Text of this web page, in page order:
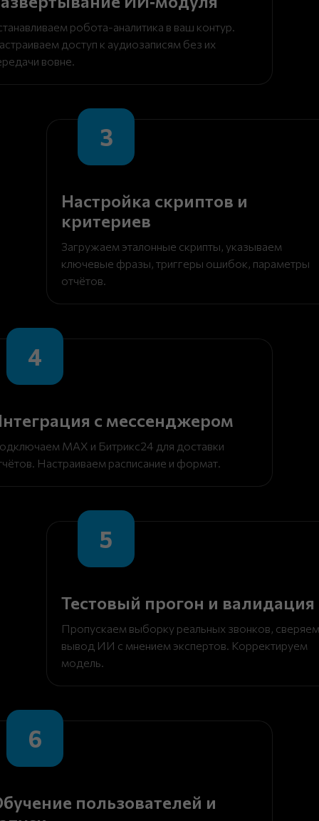
робота-аналитика в ваш контур.
доступ к аудиозаписям без их
вовне.
3
Настройка скриптов и
критериев
Загружаем эталонные скрипты, указываем
ключевые фразы, триггеры ошибок, параметры
отчётов.
4
с мессенджером
MAX и Битрикс24 для доставки
Настраиваем расписание и формат.
5
Тестовый прогон и валидация
Пропускаем выборку реальных звонков, сверяем
вывод ИИ с мнением экспертов. Корректируем
модель.
6
пользователей и